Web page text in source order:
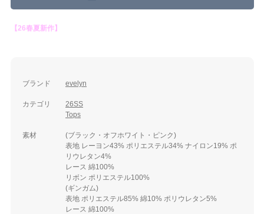
【26春夏新作】
ブランド evelyn
カテゴリ
26SS
Tops
素材
(ブラック・オフホワイト・ピンク)
表地 レーヨン43% ポリエステル34% ナイロン19% ポ
リウレタン4%
レース 綿100%
リボン ポリエステル100%
(ギンガム)
表地 ポリエステル85% 綿10% ポリウレタン5%
レース 綿100%